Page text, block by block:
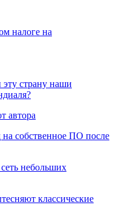
налоге на
страну наши
автора
на собственное ПО после
небольших
классические